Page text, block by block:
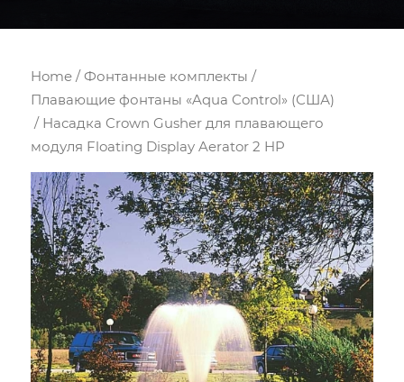
Home /Фонтанные комплекты /
Плавающие фонтаны «Aqua Control» (США)
/ Насадка Crown Gusher для плавающего
модуля Floating Display Aerator 2 HP